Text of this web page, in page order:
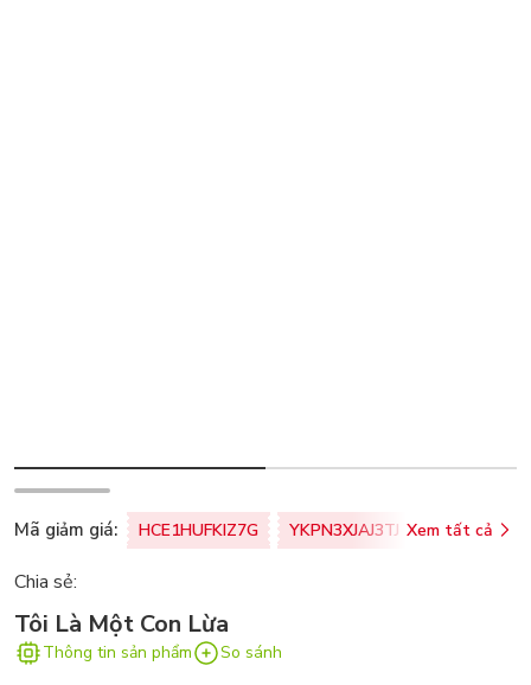
Mã giảm giá: HCE1HUFKIZ7G YKPN3XJAJ3TJ Xem tất cả
Chia sẻ:
Tôi Là Một Con Lừa
Thông tin sản phẩm So sánh